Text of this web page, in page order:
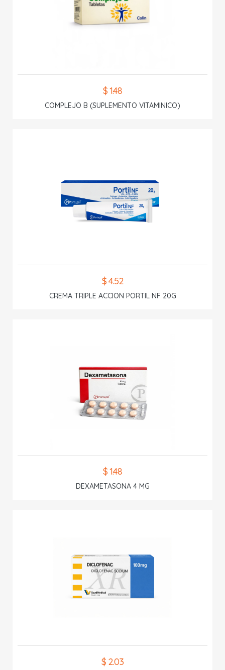
$ 1.48
COMPLEJO B (SUPLEMENTO VITAMINICO)
$ 4.52
CREMA TRIPLE ACCION PORTIL NF 20G
$ 1.48
DEXAMETASONA 4 MG
$ 2.03